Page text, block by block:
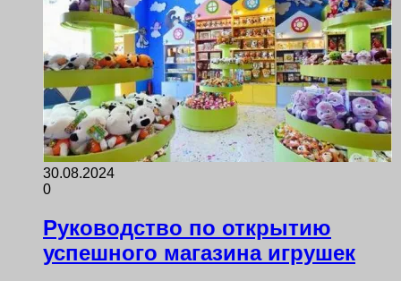
30.08.2024
0
Руководство по открытию
успешного магазина игрушек